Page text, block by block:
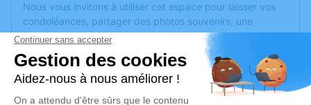
Nous vous invitons à utiliser cet espace pour laisser vos
condoléances, partager des photos souvenirs, une
anecdote ou exprimer vos pensées à travers des poèmes
ou des textes. Cet endroit est un lieu d'expression dédié à
honorer la mémoire de Monique CHAPIRON.
Un service de plantation d’arbre hommage estdisponible